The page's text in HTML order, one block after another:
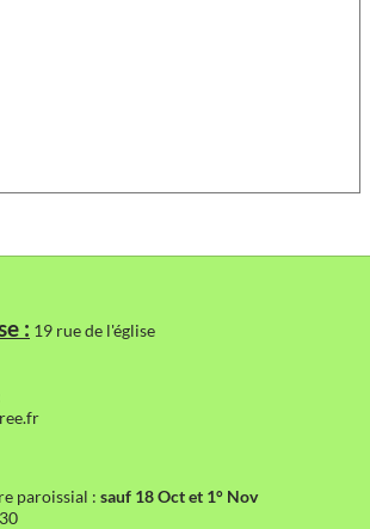
: 19 rue de l'église
paroissial : sauf 18 Oct et 1° Nov